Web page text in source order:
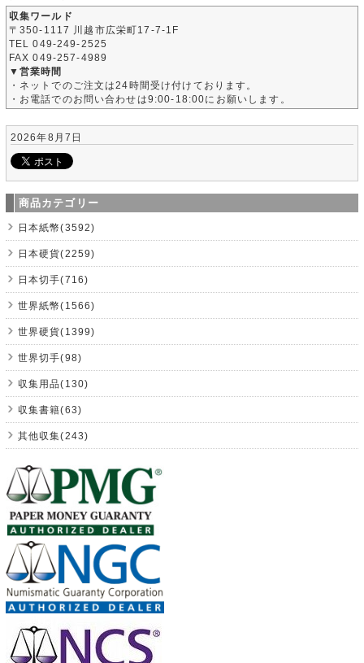
収集ワールド
〒350-1117 川越市広栄町17-7-1F
TEL 049-249-2525
FAX 049-257-4989
▼営業時間
・ネットでのご注文は24時間受け付けております。
・お電話でのお問い合わせは9:00-18:00にお願いします。
2026年8月7日
商品カテゴリー
日本紙幣(3592)
日本硬貨(2259)
日本切手(716)
世界紙幣(1566)
世界硬貨(1399)
世界切手(98)
収集用品(130)
収集書籍(63)
其他収集(243)